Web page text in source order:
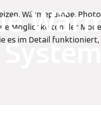
Wärmepumpe,
Möglichkeiten der
es im Detail